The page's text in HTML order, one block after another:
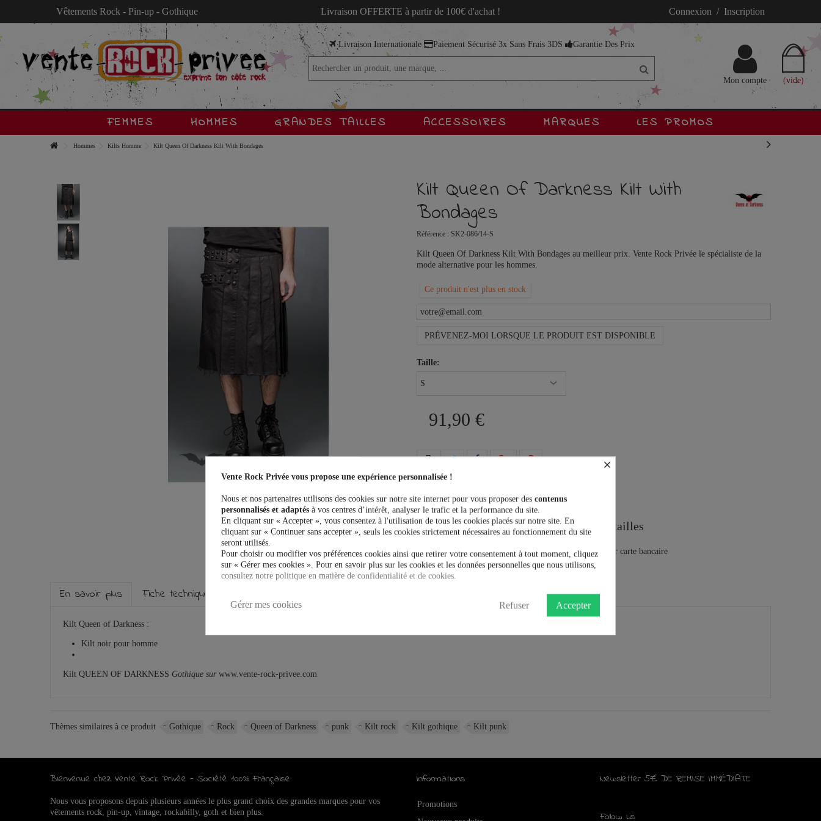
Vêtements Rock - Pin-up - Gothique Livraison OFFERTE à partir de 100€ d'achat ! Connexion / Inscription
Livraison Internationale Paiement Sécurisé 3x Sans Frais 3DS Garantie Des Prix
(vide)
Mon compte
FEMMES HOMMES GRANDES TAILLES ACCESSOIRES MARQUES LES PROMOS
Hommes Kilts Homme Kilt Queen Of Darkness Kilt With Bondages
Kilt Queen Of Darkness Kilt With
Bondages
Référence : SK2-086/14-S
Kilt Queen Of Darkness Kilt With Bondages au meilleur prix. Vente Rock Privée le spécialiste de la
mode alternative pour les hommes.
Ce produit n'est plus en stock
PRÉVENEZ-MOI LORSQUE LE PRODUIT EST DISPONIBLE
Taille:
91,90 €
Guide des tailles
En savoir plus Fiche technique
Kilt Queen of Darkness :
Kilt noir pour homme
Kilt QUEEN OF DARKNESS Gothique surwww.vente-rock-privee.com
Thèmes similaires à ce produit Gothique Rock Queen of Darkness punk Kilt rock Kilt gothique Kilt punk
Bienvenue chez Vente Rock Privée - Société 100% Française
Nous vous proposons depuis plusieurs années le plus grand choix des grandes marques pour vos
vêtements rock, pin-up, vintage, rockabilly, goth et bien plus.
Informations
Promotions
Newsletter 5€ DE REMISE IMMÉDIATE
Follow us
×
Vente Rock Privée vous propose une expérience personnalisée !
Nous et nos partenaires utilisons des cookies sur notre site internet pour vous proposer des contenus
personnalisés et adaptés à vos centres d’intérêt, analyser le trafic et la performance du site.
En cliquant sur « Accepter », vous consentez à l'utilisation de tous les cookies placés sur notre site. En
cliquant sur « Continuer sans accepter », seuls les cookies strictement nécessaires au fonctionnement du site
seront utilisés.
Pour choisir ou modifier vos préférences cookies ainsi que retirer votre consentement à tout moment, cliquez
sur « Gérer mes cookies ». Pour en savoir plus sur les cookies et les données personnelles que nous utilisons,
consultez notre politique en matière de confidentialité et de cookies.
Accepter
Refuser
Gérer mes cookies